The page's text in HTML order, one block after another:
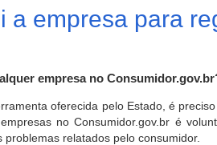
a empresa para
empresa no
oferecida pelo Estado, é
no Consumidor.gov.br é
relatados pelo consumidor.